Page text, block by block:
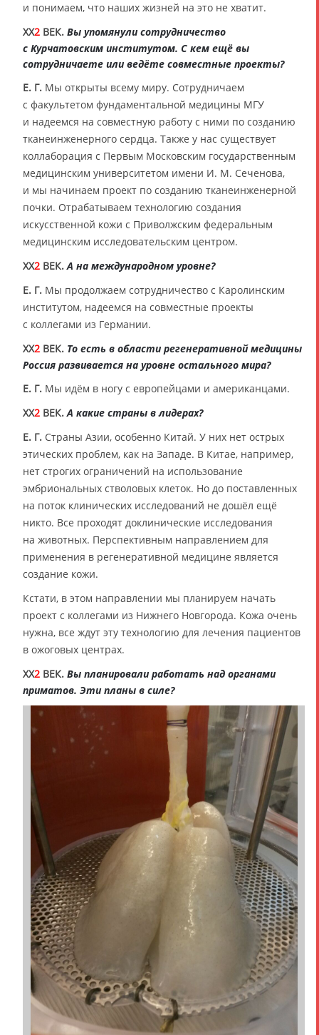
и понимаем, что наших жизней на это не хватит.
XX2 ВЕК. Вы упомянули сотрудничество
с Курчатовским институтом. С кем ещё вы
сотрудничаете или ведёте совместные проекты?
Е. Г. Мы открыты всему миру. Сотрудничаем
с факультетом фундаментальной медицины МГУ
и надеемся на совместную работу с ними по созданию
тканеинженерного сердца. Также у нас существует
коллаборация с Первым Московским государственным
медицинским университетом имени И. М. Сеченова,
и мы начинаем проект по созданию тканеинженерной
почки. Отрабатываем технологию создания
искусственной кожи с Приволжским федеральным
медицинским исследовательским центром.
XX2 ВЕК. А на международном уровне?
Е. Г. Мы продолжаем сотрудничество с Каролинским
институтом, надеемся на совместные проекты
с коллегами из Германии.
XX2 ВЕК. То есть в области регенеративной медицины
Россия развивается на уровне остального мира?
Е. Г. Мы идём в ногу с европейцами и американцами.
XX2 ВЕК. А какие страны в лидерах?
Е. Г. Страны Азии, особенно Китай. У них нет острых
этических проблем, как на Западе. В Китае, например,
нет строгих ограничений на использование
эмбриональных стволовых клеток. Но до поставленных
на поток клинических исследований не дошёл ещё
никто. Все проходят доклинические исследования
на животных. Перспективным направлением для
применения в регенеративной медицине является
создание кожи.
Кстати, в этом направлении мы планируем начать
проект с коллегами из Нижнего Новгорода. Кожа очень
нужна, все ждут эту технологию для лечения пациентов
в ожоговых центрах.
XX2 ВЕК. Вы планировали работать над органами
приматов. Эти планы в силе?